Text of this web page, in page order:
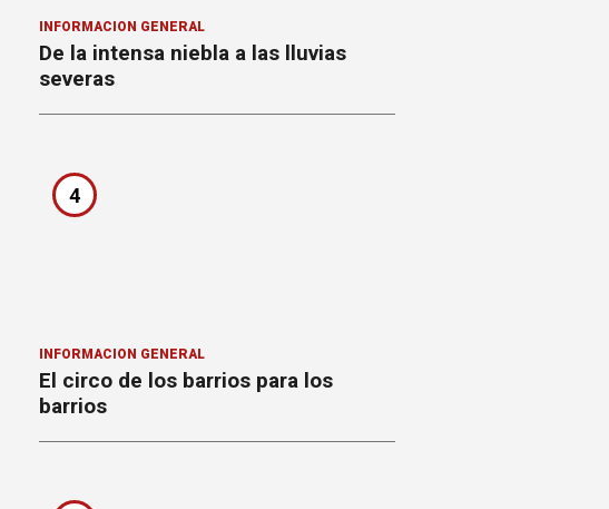
INFORMACION GENERAL
De la intensa niebla a las lluvias
severas
4
INFORMACION GENERAL
El circo de los barrios para los
barrios